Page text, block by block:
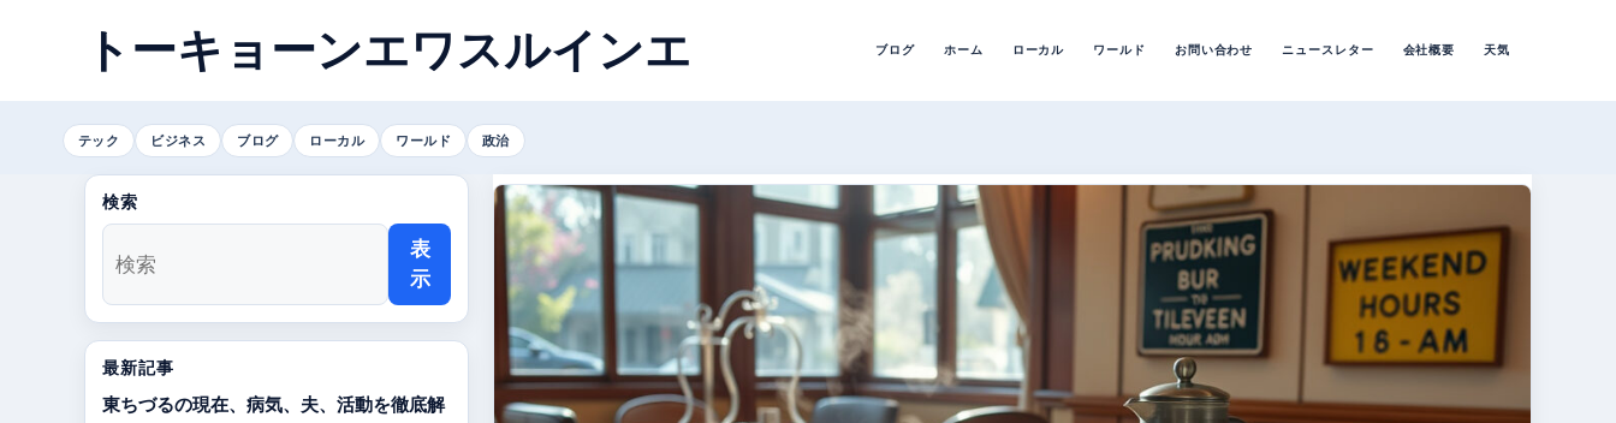
トーキョーンエワスルインエ ブログ ホーム ローカル ワールド お問い合わせ ニュースレター 会社概要 天気
テック ビジネス ブログ ローカル ワールド 政治
検索
表
示
最新記事
東ちづるの現在、病気、夫、活動を徹底解